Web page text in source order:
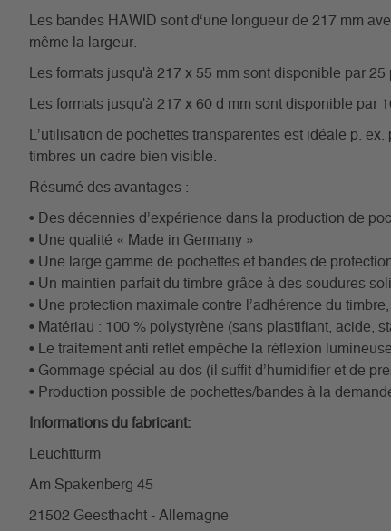
Les bandes HAWID sont d‘une longueur de 217 mm
même la largeur.
Les formats jusqu'à 217 x 55 mm sont disponible par 25
Les formats jusqu'à 217 x 60 d mm sont disponible par
L’utilisation de pochettes transparentes est idéale p.
timbres un cadre bien visible.
Résumé des avantages :
• Des décennies d’expérience dans la production de
• Une qualité « Made in Germany »
• Une large gamme de pochettes et bandes de
• Un maintien parfait du timbre grâce à des soudures
• Une protection maximale contre l’adhérence du
• Matériau : 100 % polystyrène (sans plastifiant, acide,
• Le traitement anti reflet empêche la réflexion lumineuse
• Gommage spécial au dos (il suffit d’humidifier et de
• Production possible de pochettes/bandes à la
Informations du fabricant:
Leuchtturm
Am Spakenberg 45
21502 Geesthacht - Allemagne